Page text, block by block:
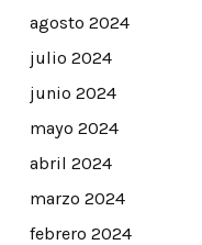
agosto 2024
julio 2024
junio 2024
mayo 2024
abril 2024
marzo 2024
febrero 2024